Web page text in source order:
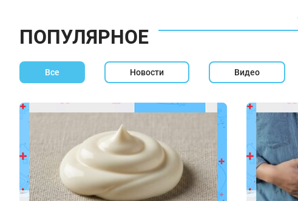
ПОПУЛЯРНОЕ
Все Новости Видео